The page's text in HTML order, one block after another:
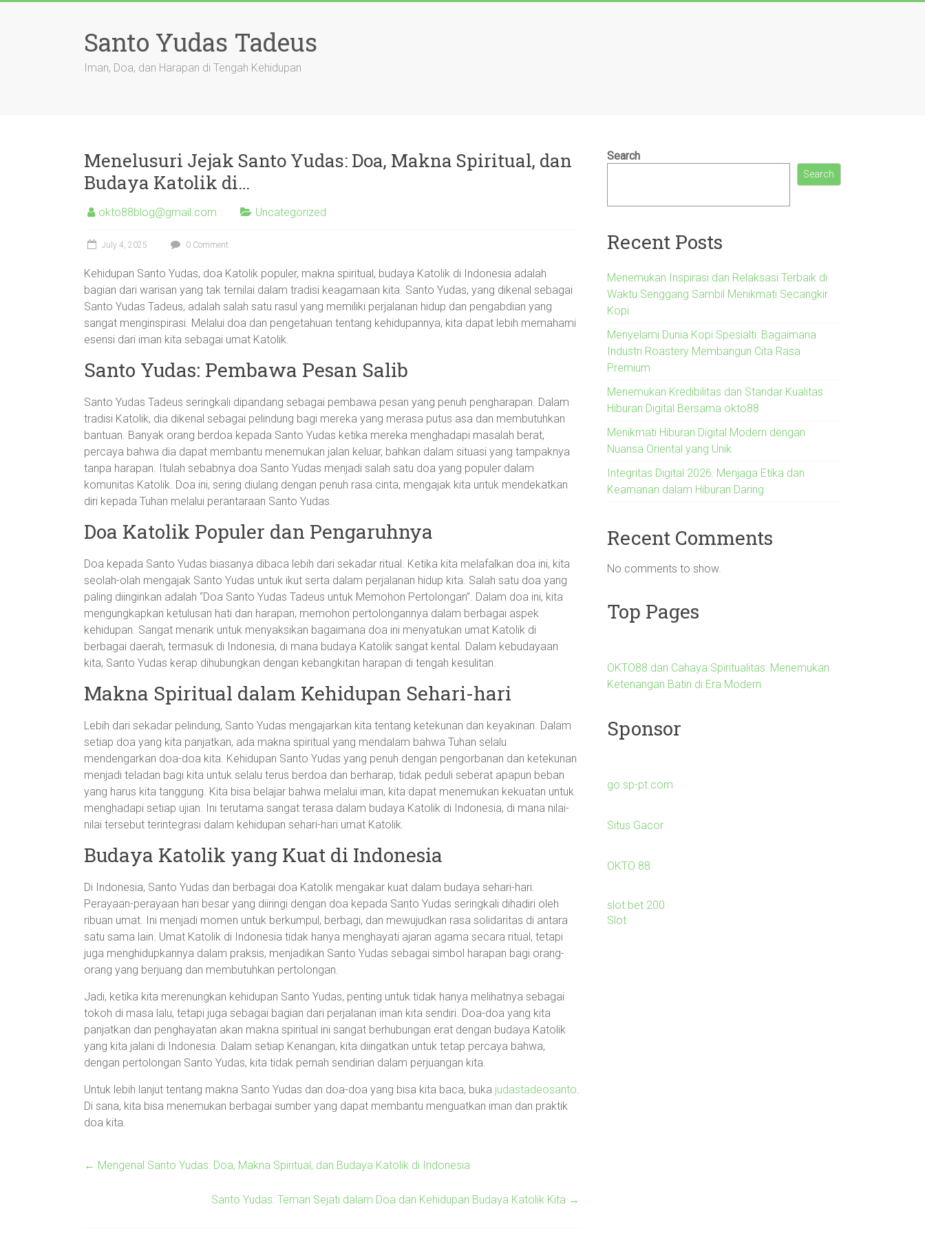
Santo Yudas Tadeus
Iman, Doa, dan Harapan di Tengah Kehidupan
Menelusuri Jejak Santo Yudas: Doa, Makna Spiritual, dan
Budaya Katolik di…
okto88blog@gmail.com Uncategorized
July 4, 2025 0 Comment
Kehidupan Santo Yudas, doa Katolik populer, makna spiritual, budaya Katolik di Indonesia adalah
bagian dari warisan yang tak ternilai dalam tradisi keagamaan kita. Santo Yudas, yang dikenal sebagai
Santo Yudas Tadeus, adalah salah satu rasul yang memiliki perjalanan hidup dan pengabdian yang
sangat menginspirasi. Melalui doa dan pengetahuan tentang kehidupannya, kita dapat lebih memahami
esensi dari iman kita sebagai umat Katolik.
Santo Yudas: Pembawa Pesan Salib
Santo Yudas Tadeus seringkali dipandang sebagai pembawa pesan yang penuh pengharapan. Dalam
tradisi Katolik, dia dikenal sebagai pelindung bagi mereka yang merasa putus asa dan membutuhkan
bantuan. Banyak orang berdoa kepada Santo Yudas ketika mereka menghadapi masalah berat,
percaya bahwa dia dapat membantu menemukan jalan keluar, bahkan dalam situasi yang tampaknya
tanpa harapan. Itulah sebabnya doa Santo Yudas menjadi salah satu doa yang populer dalam
komunitas Katolik. Doa ini, sering diulang dengan penuh rasa cinta, mengajak kita untuk mendekatkan
diri kepada Tuhan melalui perantaraan Santo Yudas.
Doa Katolik Populer dan Pengaruhnya
Doa kepada Santo Yudas biasanya dibaca lebih dari sekadar ritual. Ketika kita melafalkan doa ini, kita
seolah-olah mengajak Santo Yudas untuk ikut serta dalam perjalanan hidup kita. Salah satu doa yang
paling diinginkan adalah “Doa Santo Yudas Tadeus untuk Memohon Pertolongan”. Dalam doa ini, kita
mengungkapkan ketulusan hati dan harapan, memohon pertolongannya dalam berbagai aspek
kehidupan. Sangat menarik untuk menyaksikan bagaimana doa ini menyatukan umat Katolik di
berbagai daerah, termasuk di Indonesia, di mana budaya Katolik sangat kental. Dalam kebudayaan
kita, Santo Yudas kerap dihubungkan dengan kebangkitan harapan di tengah kesulitan.
Makna Spiritual dalam Kehidupan Sehari-hari
Lebih dari sekadar pelindung, Santo Yudas mengajarkan kita tentang ketekunan dan keyakinan. Dalam
setiap doa yang kita panjatkan, ada makna spiritual yang mendalam bahwa Tuhan selalu
mendengarkan doa-doa kita. Kehidupan Santo Yudas yang penuh dengan pengorbanan dan ketekunan
menjadi teladan bagi kita untuk selalu terus berdoa dan berharap, tidak peduli seberat apapun beban
yang harus kita tanggung. Kita bisa belajar bahwa melalui iman, kita dapat menemukan kekuatan untuk
menghadapi setiap ujian. Ini terutama sangat terasa dalam budaya Katolik di Indonesia, di mana nilai-
nilai tersebut terintegrasi dalam kehidupan sehari-hari umat Katolik.
Budaya Katolik yang Kuat di Indonesia
Di Indonesia, Santo Yudas dan berbagai doa Katolik mengakar kuat dalam budaya sehari-hari.
Perayaan-perayaan hari besar yang diiringi dengan doa kepada Santo Yudas seringkali dihadiri oleh
ribuan umat. Ini menjadi momen untuk berkumpul, berbagi, dan mewujudkan rasa solidaritas di antara
satu sama lain. Umat Katolik di Indonesia tidak hanya menghayati ajaran agama secara ritual, tetapi
juga menghidupkannya dalam praksis, menjadikan Santo Yudas sebagai simbol harapan bagi orang-
orang yang berjuang dan membutuhkan pertolongan.
Jadi, ketika kita merenungkan kehidupan Santo Yudas, penting untuk tidak hanya melihatnya sebagai
tokoh di masa lalu, tetapi juga sebagai bagian dari perjalanan iman kita sendiri. Doa-doa yang kita
panjatkan dan penghayatan akan makna spiritual ini sangat berhubungan erat dengan budaya Katolik
yang kita jalani di Indonesia. Dalam setiap Kenangan, kita diingatkan untuk tetap percaya bahwa,
dengan pertolongan Santo Yudas, kita tidak pernah sendirian dalam perjuangan kita.
Untuk lebih lanjut tentang makna Santo Yudas dan doa-doa yang bisa kita baca, buka judastadeosanto.
Di sana, kita bisa menemukan berbagai sumber yang dapat membantu menguatkan iman dan praktik
doa kita.
← Mengenal Santo Yudas: Doa, Makna Spiritual, dan Budaya Katolik di Indonesia
Santo Yudas: Teman Sejati dalam Doa dan Kehidupan Budaya Katolik Kita →
Search
Search
Recent Posts
Menemukan Inspirasi dan Relaksasi Terbaik di
Waktu Senggang Sambil Menikmati Secangkir
Kopi
Menyelami Dunia Kopi Spesialti: Bagaimana
Industri Roastery Membangun Cita Rasa
Premium
Menemukan Kredibilitas dan Standar Kualitas
Hiburan Digital Bersama okto88
Menikmati Hiburan Digital Modern dengan
Nuansa Oriental yang Unik
Integritas Digital 2026: Menjaga Etika dan
Keamanan dalam Hiburan Daring
Recent Comments
No comments to show.
Top Pages
OKTO88 dan Cahaya Spiritualitas: Menemukan
Ketenangan Batin di Era Modern
Sponsor
go.sp-pt.com
Situs Gacor
OKTO 88
slot bet 200
Slot